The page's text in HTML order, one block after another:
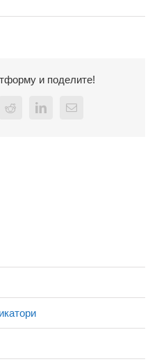
и поделите!
Reddit LinkedInEmail